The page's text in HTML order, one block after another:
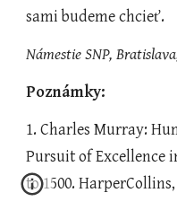
sami budeme chcieť.
Námestie SNP,
Poznámky:
1. Charles Murray:
Pursuit of Excellence
to 1500. HarperCollins,